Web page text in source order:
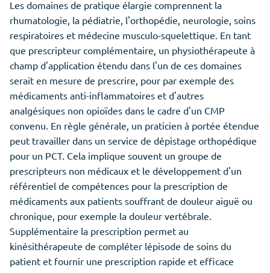
Les domaines de pratique élargie comprennent la
rhumatologie, la pédiatrie, l'orthopédie, neurologie, soins
respiratoires et médecine musculo-squelettique. En tant
que prescripteur complémentaire, un physiothérapeute à
champ d'application étendu dans l'un de ces domaines
serait en mesure de prescrire, pour par exemple des
médicaments anti-inflammatoires et d'autres
analgésiques non opioïdes dans le cadre d'un CMP
convenu. En règle générale, un praticien à portée étendue
peut travailler dans un service de dépistage orthopédique
pour un PCT. Cela implique souvent un groupe de
prescripteurs non médicaux et le développement d'un
référentiel de compétences pour la prescription de
médicaments aux patients souffrant de douleur aiguë ou
chronique, pour exemple la douleur vertébrale.
Supplémentaire la prescription permet au
kinésithérapeute de compléter lépisode de soins du
patient et fournir une prescription rapide et efficace